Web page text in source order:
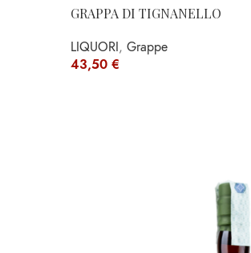
GRAPPA DI TIGNANELLO
LIQUORI, Grappe
43,50€